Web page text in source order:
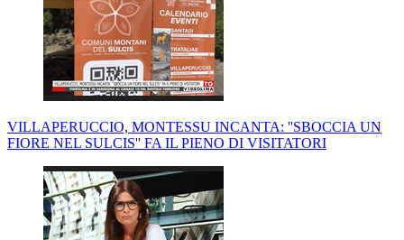
VILLAPERUCCIO, MONTESSU INCANTA: ''SBOCCIA UN
FIORE NEL SULCIS'' FA IL PIENO DI VISITATORI